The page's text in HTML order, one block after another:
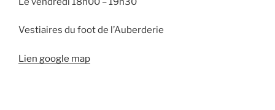
Vestiaires du foot de l’Auberderie
Lien google map